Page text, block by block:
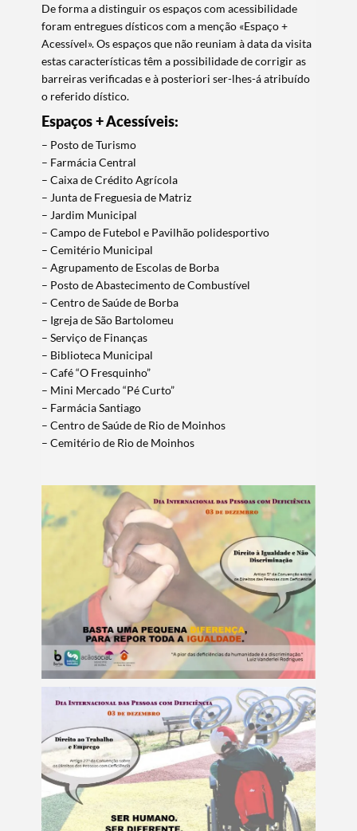
De forma a distinguir os espaços com acessibilidade
foram entregues dísticos com a menção «Espaço +
Acessível». Os espaços que não reuniam à data da visita
estas características têm a possibilidade de corrigir as
barreiras verificadas e à posteriori ser-lhes-á atribuído
o referido dístico.
Espaços + Acessíveis:
– Posto de Turismo
– Farmácia Central
– Caixa de Crédito Agrícola
– Junta de Freguesia de Matriz
– Jardim Municipal
– Campo de Futebol e Pavilhão polidesportivo
– Cemitério Municipal
– Agrupamento de Escolas de Borba
– Posto de Abastecimento de Combustível
– Centro de Saúde de Borba
– Igreja de São Bartolomeu
– Serviço de Finanças
– Biblioteca Municipal
– Café “O Fresquinho”
– Mini Mercado “Pé Curto”
– Farmácia Santiago
– Centro de Saúde de Rio de Moinhos
– Cemitério de Rio de Moinhos